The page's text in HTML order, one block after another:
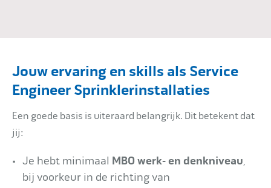
Jouw ervaring en skills als Service
Engineer Sprinklerinstallaties
Een goede basis is uiteraard belangrijk. Dit betekent dat
jij:
Je hebt minimaal MBO werk- en denkniveau,
bij voorkeur in de richting van